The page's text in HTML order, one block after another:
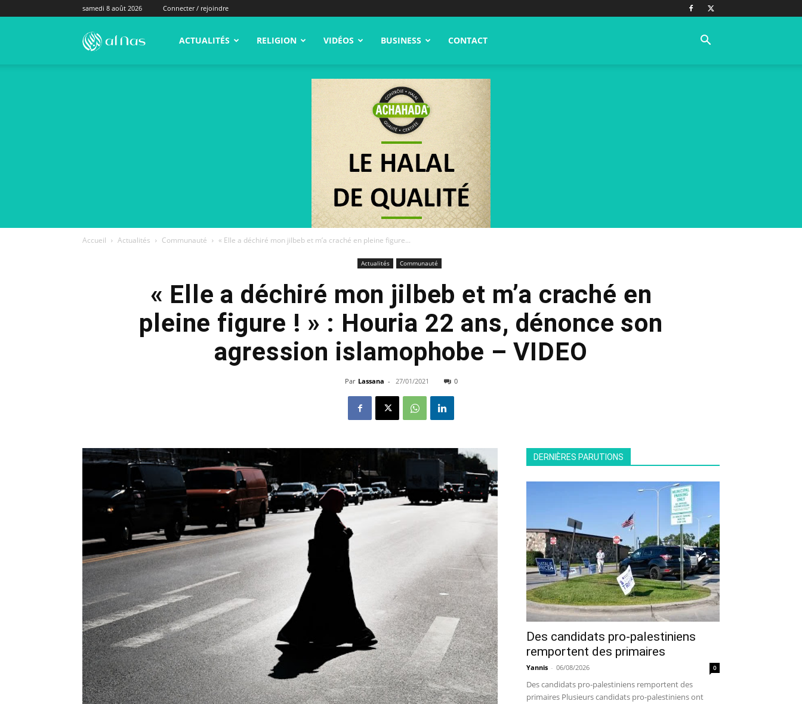
samedi 8 août 2026 Connecter / rejoindre
alNas.fr ACTUALITÉS RELIGION VIDÉOS BUSINESS CONTACT
Accueil Actualités Communauté « Elle a déchiré mon jilbeb et m’a craché en pleine figure...
Actualités Communauté
« Elle a déchiré mon jilbeb et m’a craché en
pleine figure ! » : Houria 22 ans, dénonce son
agression islamophobe – VIDEO
Par Lassana - 27/01/2021 0
DERNIÈRES PARUTIONS
Des candidats pro-palestiniens
remportent des primaires
Yannis - 06/08/2026 0
Des candidats pro-palestiniens remportent des
primaires Plusieurs candidats pro-palestiniens ont